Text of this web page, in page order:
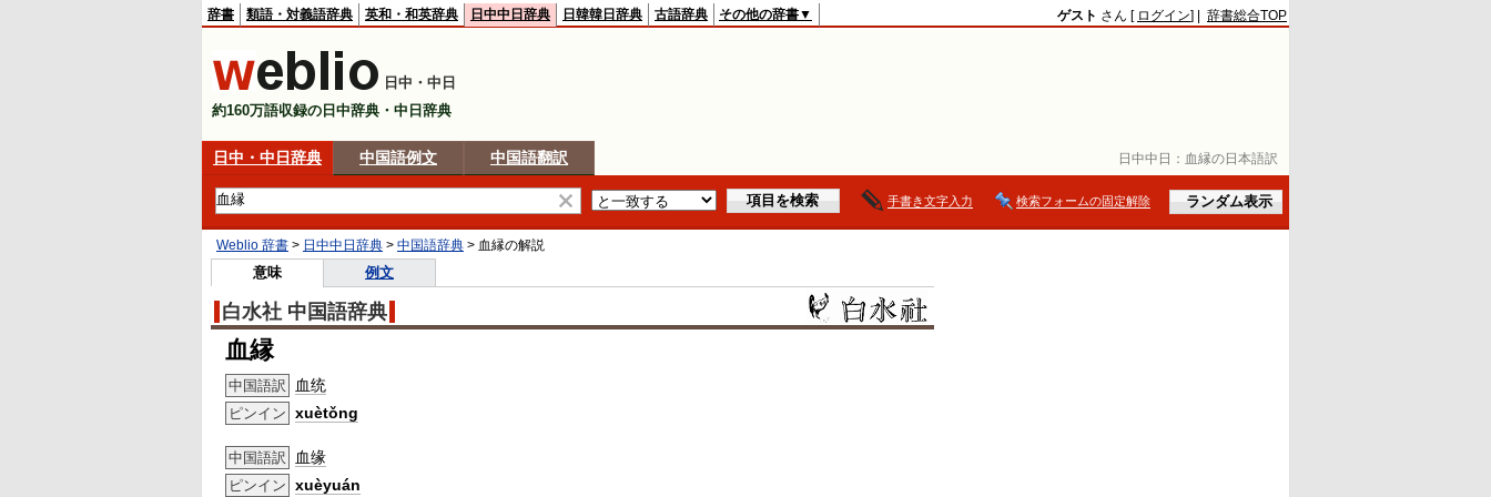
日中中日： 血縁の日本語訳
辞書 類語・対義語辞典 英和・和英辞典 日中中日辞典 日韓韓日辞典 古語辞典 その他の辞書▼ ゲスト さん [ ログイン] | 辞書総合TOP
日中・中日
約160万語収録の日中辞典・中日辞典
日中・中日辞典 中国語例文 中国語翻訳
手書き文字入力 検索フォームの固定解除
Weblio 辞書 > 日中中日辞典 > 中国語辞典 > 血縁の解説
意味 例文
白水社 中国語辞典
血縁
中国語訳 血统
ピンイン xuètǒng
中国語訳 血缘
ピンイン xuèyuán